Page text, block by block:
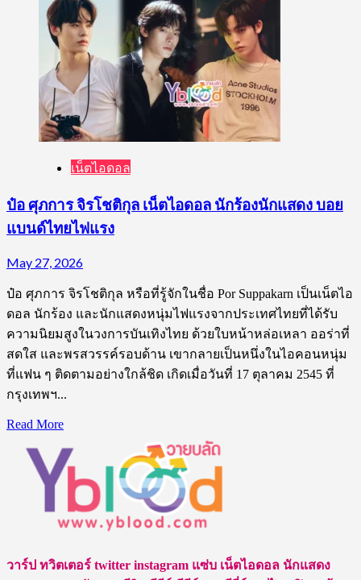
เน็ตไอดอล
ป๋อ ศุภการ จิรโชติกุล เน็ตไอดอล นักร้องนักแสดง บอย
แบนด์ไทยไฟแรง
May 27, 2026
ป๋อ ศุภการ จิรโชติกุล หรือที่รู้จักในชื่อ Por Suppakarn เป็นเน็ตไอ
ดอล นักร้อง และนักแสดงหนุ่มไฟแรงจากประเทศไทยที่ได้รับ
ความนิยมสูงในวงการบันเทิงไทย ด้วยใบหน้าหล่อเหลา ออร่าที่
สดใส และพรสวรรค์รอบด้าน เขากลายเป็นหนึ่งในไอคอนหนุ่ม
ที่แฟน ๆ ติดตามอย่างใกล้ชิด เกิดเมื่อวันที่ 17 ตุลาคม 2545 ที่
กรุงเทพฯ...
Read MoreRead
about
ป๋อ
ศุภ
การ
จิร
กุล
วาร์ป ทวิตเตอร์ twitter instagram แซ่บ เน็ตไอดอล นักแสดง